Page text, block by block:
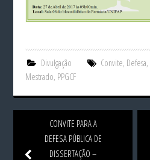
Divulgação Convite, Defesa,
Mestrado, PPGCF
CONVITE PARA A
DEFESA PÚBLICA DE
DISSERTAÇÃO –